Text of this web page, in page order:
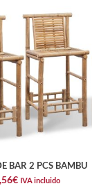
BAR 2 PCS BAMBU
€ IVA incluido